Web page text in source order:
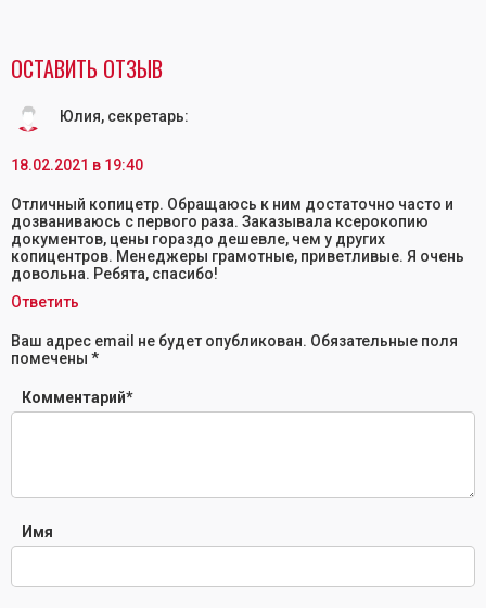
ОСТАВИТЬ ОТЗЫВ
Юлия, секретарь:
18.02.2021 в 19:40
Отличный копицетр. Обращаюсь к ним достаточно часто и
дозваниваюсь с первого раза. Заказывала ксерокопию
документов, цены гораздо дешевле, чем у других
копицентров. Менеджеры грамотные, приветливые. Я очень
довольна. Ребята, спасибо!
Ответить
Ваш адрес email не будет опубликован. Обязательные поля
помечены *
Комментарий*
Имя